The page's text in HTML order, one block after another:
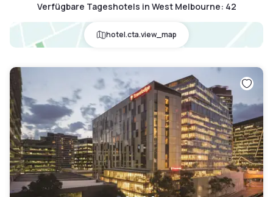
Verfügbare Tageshotels in West Melbourne: 42
hotel.cta.view_map